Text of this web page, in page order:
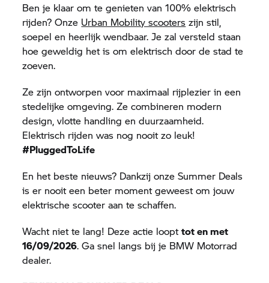
Ben je klaar om te genieten van 100% elektrisch
rijden? Onze Urban Mobility scooters zijn stil,
soepel en heerlijk wendbaar. Je zal versteld staan
hoe geweldig het is om elektrisch door de stad te
zoeven.
Ze zijn ontworpen voor maximaal rijplezier in een
stedelijke omgeving. Ze combineren modern
design, vlotte handling en duurzaamheid.
Elektrisch rijden was nog nooit zo leuk!
#PluggedToLife
En het beste nieuws? Dankzij onze Summer Deals
is er nooit een beter moment geweest om jouw
elektrische scooter aan te schaffen.
Wacht niet te lang! Deze actie loopttot en met
16/09/2026. Ga snel langs bij je BMW Motorrad
dealer.